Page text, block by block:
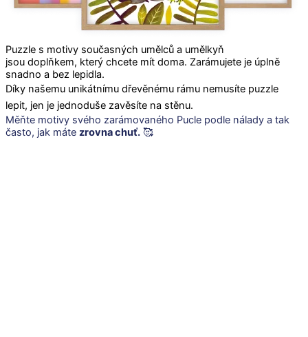
Puzzle s motivy současných umělců a umělkyň
jsou doplňkem, který chcete mít doma. Zarámujete je úplně
snadno a bez lepidla.
Díky našemu unikátnímu dřevěnému rámu nemusíte puzzle
lepit, jen je jednoduše zavěsíte na stěnu.
Měňte motivy svého zarámovaného Pucle podle nálady a tak
často, jak máte zrovna chuť. 🥰